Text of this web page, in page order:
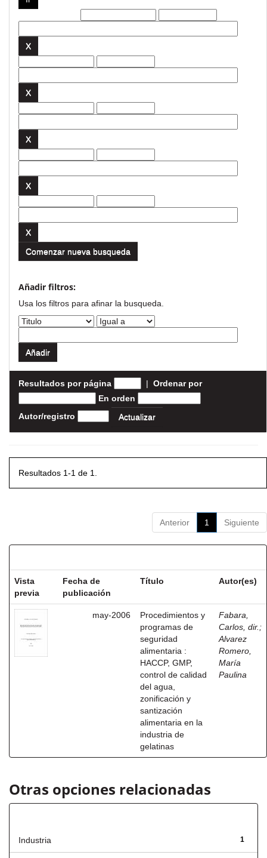
Comenzar nueva busqueda
Añadir filtros:
Usa los filtros para afinar la busqueda.
Resultados por página | Ordenar por
En orden
Autor/registro
Resultados 1-1 de 1.
Anterior 1 Siguiente
Vista
previa
Fecha de
publicación
Título Autor(es)
may-2006
Procedimientos y
programas de
seguridad
alimentaria :
HACCP, GMP,
control de calidad
del agua,
zonificación y
santización
alimentaria en la
industria de
gelatinas
Fabara,
Carlos, dir. ;
Alvarez
Romero,
María
Paulina
Otras opciones relacionadas
1
Industria